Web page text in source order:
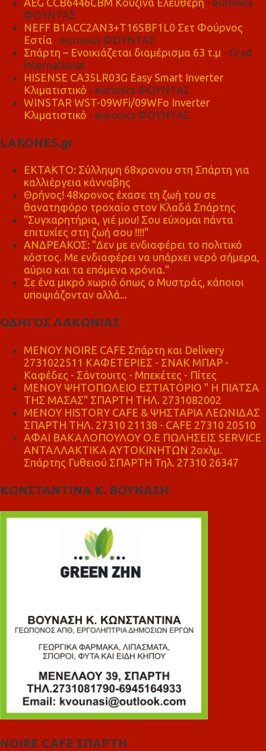
ΦΟΥΝΤΑΣ
NEFF B1ACC2AN3+T16SBF1L0 Σετ Φούρνος
Εστία - euronics ΦΟΥΝΤΑΣ
Σπάρτη – Ενοικιάζεται διαμέρισμα 63 τ.μ - Grad
international
HISENSE CA35LR03G Easy Smart Inverter
Κλιματιστικό - euronics ΦΟΥΝΤΑΣ
WINSTAR WST-09WFi/09WFo Inverter
Κλιματιστικό - euronics ΦΟΥΝΤΑΣ
LAKONES.gr
ΕΚΤΑΚΤΟ: Σύλληψη 68χρονου στη Σπάρτη για
καλλιέργεια κάνναβης
Θρήνος! 48χρονος έχασε τη ζωή του σε
θανατηφόρο τροχαίο στον Κλαδά Σπάρτης
"Συγχαρητήρια, γιέ μου! Σου εύχομαι πάντα
επιτυχίες στη ζωή σου !!!!"
ΑΝΔΡΕΑΚΟΣ: "Δεν με ενδιαφέρει το πολιτικό
κόστος. Με ενδιαφέρει να υπάρχει νερό σήμερα,
αύριο και τα επόμενα χρόνια."
Σε ένα μικρό χωριό όπως ο Μυστράς, κάποιοι
υποψιάζονταν αλλά...
ΟΔΗΓΟΣ ΛΑΚΩΝΙΑΣ
MENOY NOIRE CAFE Σπάρτη και Delivery
2731022511 ΚΑΦΕΤΕΡΙΕΣ - ΣΝΑΚ ΜΠΑΡ -
Καφέδες - Σάντουιτς - Μπεκέτες - Πίτες
ΜΕΝΟΥ ΨΗΤΟΠΩΛΕΙΟ ΕΣΤΙΑΤΟΡΙΟ " Η ΠΙΑΤΣΑ
ΤΗΣ ΜΑΣΑΣ" ΣΠΑΡΤΗ ΤΗΛ. 2731082002
ΜΕΝΟΥ HISTORY CAFE & ΨΗΣΤΑΡΙΑ ΛΕΩΝΙΔΑΣ
ΣΠΑΡΤΗ ΤΗΛ. 27310 21138 - CAFE 27310 20510
ΑΦΑΙ ΒΑΚΑΛΟΠΟΥΛΟΥ Ο.Ε ΠΩΛΗΣΕΙΣ SERVICE
ΑΝΤΑΛΛΑΚΤΙΚΑ ΑΥΤΟΚΙΝΗΤΩΝ 2οχλμ.
Σπάρτης Γυθειού ΣΠΑΡΤΗ Τηλ. 27310 26347
ΚΩΝΣΤΑΝΤΙΝΑ Κ. ΒΟΥΝΑΣΗ
NOIRE CAFE ΣΠΑΡΤΗ